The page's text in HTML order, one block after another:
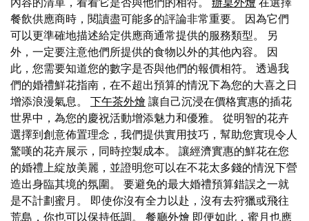
內容的清單，看看它是否與他們的相符。 辦桌外燴 在選擇
餐飲供應商時，閱讀盡可能多的評論非常重要。 因為它們
可以更準確地描述給定供應商通常提供的服務類型。 另
外，一定要注意他們所提供的食物以外的其他內容。 因
此，您需要知道您的數字是否與他們的報價相符。 透過我
們的婚禮鮮花指南，在不超出預算的情況下為您的大喜之日
增添浪漫氣息。 下午茶外燴 讓自己沉浸在價格實惠的插花
世界中，為您的慶祝活動增添魅力和優雅。 從明智的花卉
選擇到創意佈置理念，我們提供實用技巧，幫助您實現令人
驚嘆的花卉展示，同時控製成本。 讓經濟實惠的鮮花在您
的婚禮上綻放美麗，並證明您可以在不花太多錢的情況下營
造出身臨其境的氛圍。 要避免的最大婚禮預算錯誤之一就
是不計劃蜜月。 即使你沒有全力以赴，沒有去狩獵或飛往
荒島，你也可以保持低調。 餐廳外燴 即便如此，蜜月也應